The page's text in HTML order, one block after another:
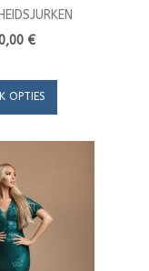
€
OPTIES